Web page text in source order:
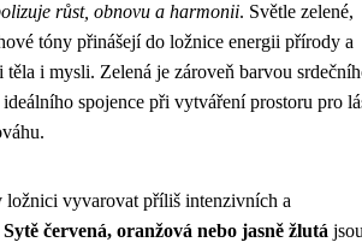
růst, obnovu a harmonii. Světle zelené,
tóny přinášejí do ložnice energii přírody a
těla i mysli. Zelená je zároveň barvou
spojence při vytváření prostoru pro
ložnici vyvarovat příliš intenzivních a
Sytě červená, oranžová nebo jasně žlutá